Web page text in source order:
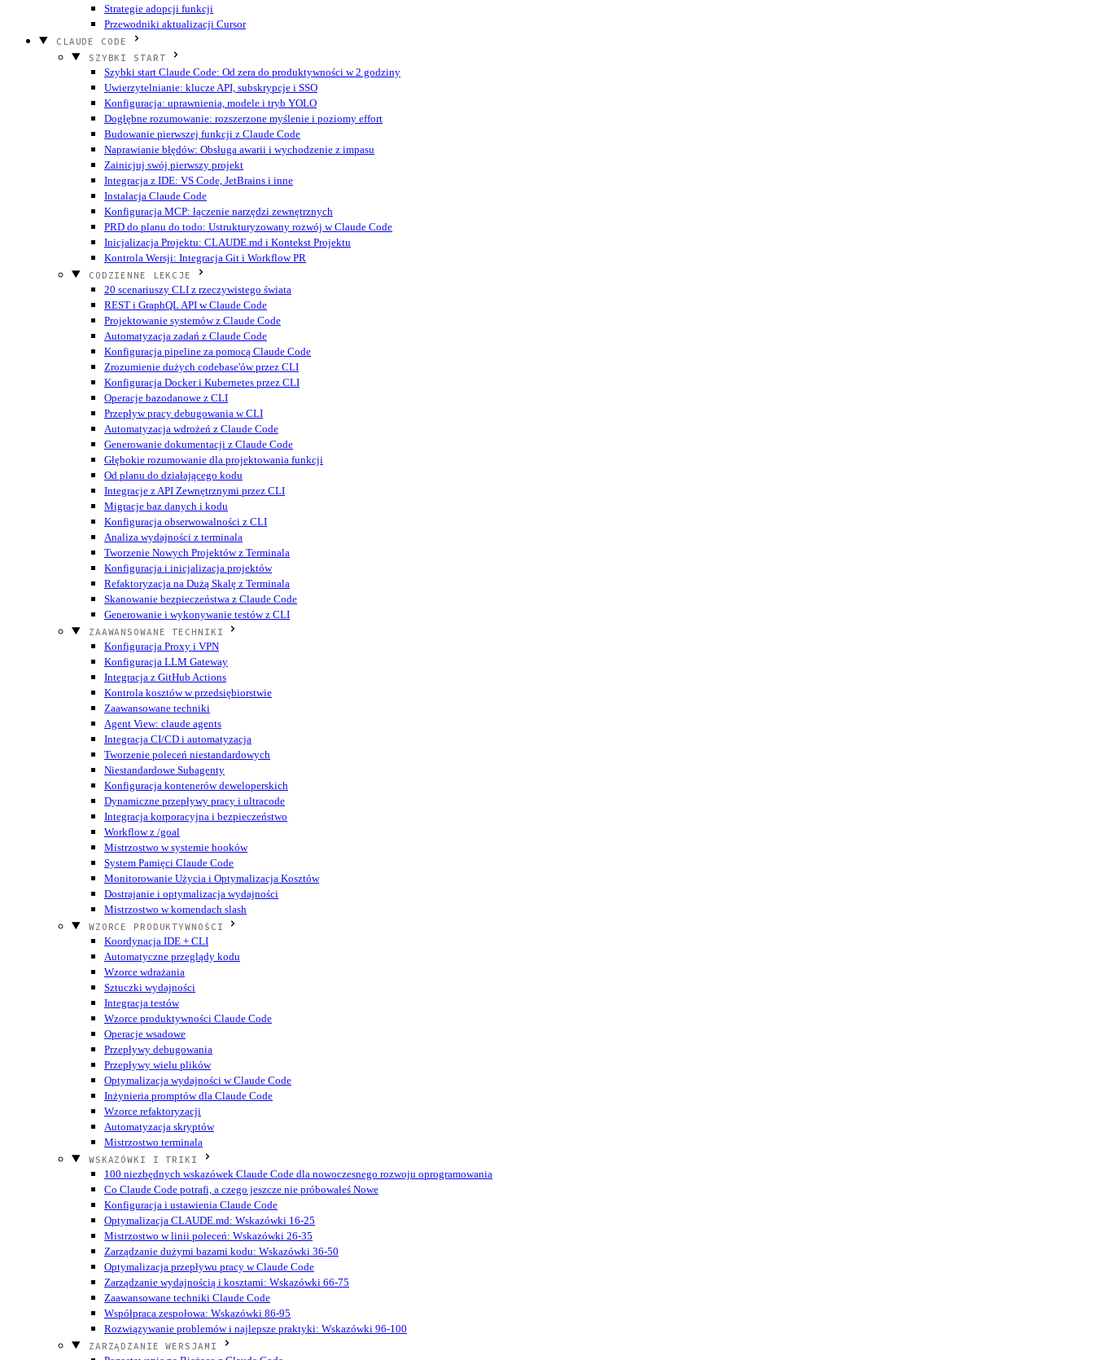
Strategie adopcji funkcji
Przewodniki aktualizacji Cursor
CLAUDE CODE
SZYBKI START
Szybki start Claude Code: Od zera do produktywności w 2 godziny
Uwierzytelnianie: klucze API, subskrypcje i SSO
Konfiguracja: uprawnienia, modele i tryb YOLO
Dogłębne rozumowanie: rozszerzone myślenie i poziomy effort
Budowanie pierwszej funkcji z Claude Code
Naprawianie błędów: Obsługa awarii i wychodzenie z impasu
Zainicjuj swój pierwszy projekt
Integracja z IDE: VS Code, JetBrains i inne
Instalacja Claude Code
Konfiguracja MCP: łączenie narzędzi zewnętrznych
PRD do planu do todo: Ustrukturyzowany rozwój w Claude Code
Inicjalizacja Projektu: CLAUDE.md i Kontekst Projektu
Kontrola Wersji: Integracja Git i Workflow PR
CODZIENNE LEKCJE
20 scenariuszy CLI z rzeczywistego świata
REST i GraphQL API w Claude Code
Projektowanie systemów z Claude Code
Automatyzacja zadań z Claude Code
Konfiguracja pipeline za pomocą Claude Code
Zrozumienie dużych codebase'ów przez CLI
Konfiguracja Docker i Kubernetes przez CLI
Operacje bazodanowe z CLI
Przepływ pracy debugowania w CLI
Automatyzacja wdrożeń z Claude Code
Generowanie dokumentacji z Claude Code
Głębokie rozumowanie dla projektowania funkcji
Od planu do działającego kodu
Integracje z API Zewnętrznymi przez CLI
Migracje baz danych i kodu
Konfiguracja obserwowalności z CLI
Analiza wydajności z terminala
Tworzenie Nowych Projektów z Terminala
Konfiguracja i inicjalizacja projektów
Refaktoryzacja na Dużą Skalę z Terminala
Skanowanie bezpieczeństwa z Claude Code
Generowanie i wykonywanie testów z CLI
ZAAWANSOWANE TECHNIKI
Konfiguracja Proxy i VPN
Konfiguracja LLM Gateway
Integracja z GitHub Actions
Kontrola kosztów w przedsiębiorstwie
Zaawansowane techniki
Agent View: claude agents
Integracja CI/CD i automatyzacja
Tworzenie poleceń niestandardowych
Niestandardowe Subagenty
Konfiguracja kontenerów deweloperskich
Dynamiczne przepływy pracy i ultracode
Integracja korporacyjna i bezpieczeństwo
Workflow z /goal
Mistrzostwo w systemie hooków
System Pamięci Claude Code
Monitorowanie Użycia i Optymalizacja Kosztów
Dostrajanie i optymalizacja wydajności
Mistrzostwo w komendach slash
WZORCE PRODUKTYWNOŚCI
Koordynacja IDE + CLI
Automatyczne przeglądy kodu
Wzorce wdrażania
Sztuczki wydajności
Integracja testów
Wzorce produktywności Claude Code
Operacje wsadowe
Przepływy debugowania
Przepływy wielu plików
Optymalizacja wydajności w Claude Code
Inżynieria promptów dla Claude Code
Wzorce refaktoryzacji
Automatyzacja skryptów
Mistrzostwo terminala
WSKAZÓWKI I TRIKI
100 niezbędnych wskazówek Claude Code dla nowoczesnego rozwoju oprogramowania
Co Claude Code potrafi, a czego jeszcze nie próbowałeś Nowe
Konfiguracja i ustawienia Claude Code
Optymalizacja CLAUDE.md: Wskazówki 16-25
Mistrzostwo w linii poleceń: Wskazówki 26-35
Zarządzanie dużymi bazami kodu: Wskazówki 36-50
Optymalizacja przepływu pracy w Claude Code
Zarządzanie wydajnością i kosztami: Wskazówki 66-75
Zaawansowane techniki Claude Code
Współpraca zespołowa: Wskazówki 86-95
Rozwiązywanie problemów i najlepsze praktyki: Wskazówki 96-100
ZARZĄDZANIE WERSJAMI